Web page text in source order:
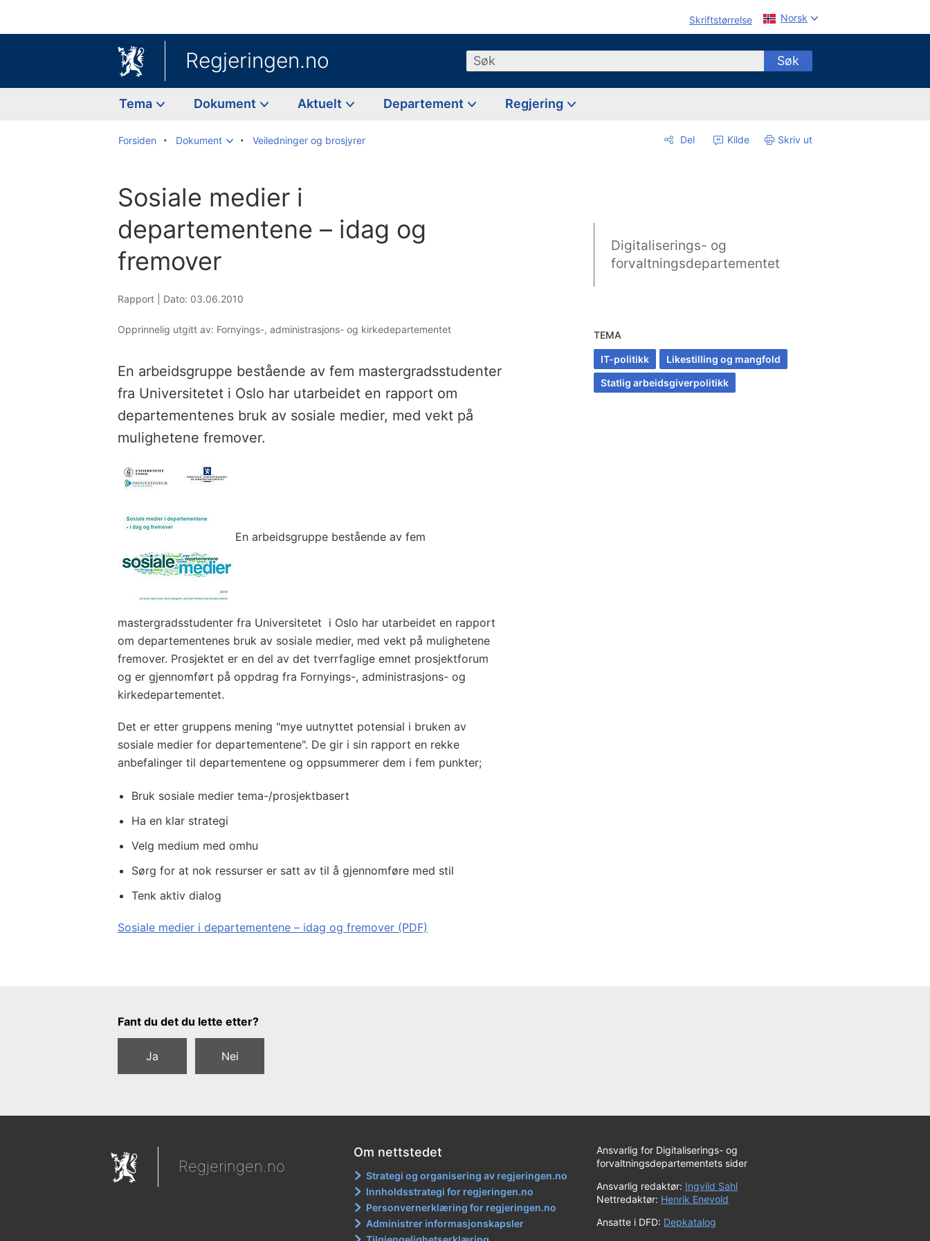
Skriftstørrelse Norsk
Regjeringen.no Søk Søk
Tema Dokument Aktuelt Departement Regjering
Forsiden Dokument Veiledninger og brosjyrer Del Kilde Skriv ut
Sosiale medier i
departementene – idag og
fremover
Rapport | Dato: 03.06.2010
Opprinnelig utgitt av: Fornyings-, administrasjons- og kirkedepartementet
En arbeidsgruppe bestående av fem mastergradsstudenter
fra Universitetet i Oslo har utarbeidet en rapport om
departementenes bruk av sosiale medier, med vekt på
mulighetene fremover.
En arbeidsgruppe bestående av fem
mastergradsstudenter fra Universitetet i Oslo har utarbeidet en rapport
om departementenes bruk av sosiale medier, med vekt på mulighetene
fremover. Prosjektet er en del av det tverrfaglige emnet prosjektforum
og er gjennomført på oppdrag fra Fornyings-, administrasjons- og
kirkedepartementet.
Det er etter gruppens mening "mye uutnyttet potensial i bruken av
sosiale medier for departementene". De gir i sin rapport en rekke
anbefalinger til departementene og oppsummerer dem i fem punkter;
Bruk sosiale medier tema-/prosjektbasert
Ha en klar strategi
Velg medium med omhu
Sørg for at nok ressurser er satt av til å gjennomføre med stil
Tenk aktiv dialog
Sosiale medier i departementene – idag og fremover (PDF)
Digitaliserings- og
forvaltningsdepartementet
TEMA
IT-politikk
Likestilling og mangfold
Statlig arbeidsgiverpolitikk
Tilbakemeldingsskjema
Fant du det du lette etter?
Ja Nei
Regjeringen.no
Om nettstedet
Strategi og organisering av regjeringen.no
Innholdsstrategi for regjeringen.no
Personvernerklæring for regjeringen.no
Administrer informasjonskapsler
Ansvarlig for Digitaliserings- og
forvaltningsdepartementets sider
Ansvarlig redaktør: Ingvild Sahl
Nettredaktør: Henrik Enevold
Ansatte i DFD: Depkatalog